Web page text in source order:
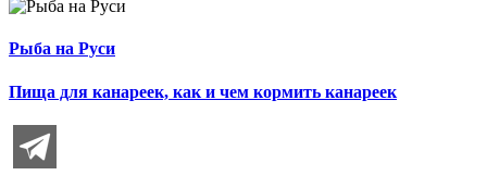
Рыба на Руси
Пища для канареек, как и чем кормить канареек